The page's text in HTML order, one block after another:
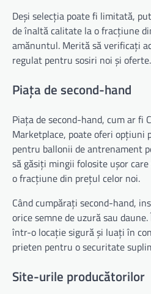
Deși selecția poate fi limitată,
de înaltă calitate la o fracțiune
amănuntul. Merită să verificați
regulat pentru sosiri noi și oferte.
Piața de second-hand
Piața de second-hand, cum ar fi
Marketplace, poate oferi opțiuni
pentru ballonii de antrenament
să găsiți mingii folosite ușor
o fracțiune din prețul celor noi.
Când cumpărați second-hand,
orice semne de uzură sau
într-o locație sigură și luați în
prieten pentru o securitate
Site-urile producătorilor